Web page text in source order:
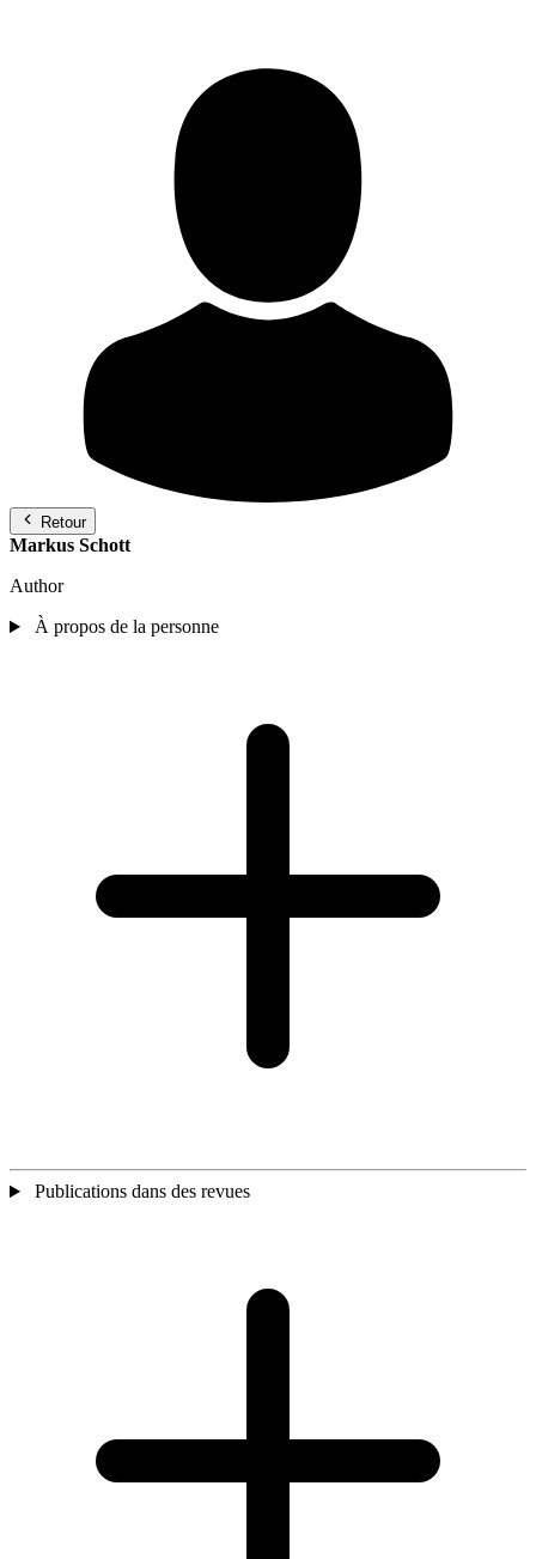
Retour
Markus Schott
Author
À propos de la personne
Publications dans des revues